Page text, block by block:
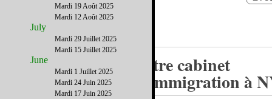
Votre cabinet
d’immigration à
Mardi 19 Août 2025
Mardi 12 Août 2025
July
Mardi 29 Juillet 2025
Mardi 15 Juillet 2025
June
Mardi 1 Juillet 2025
Mardi 24 Juin 2025
Mardi 17 Juin 2025